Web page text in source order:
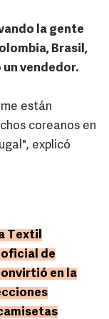
la gente
Brasil,
un vendedor.
están
coreanos en
explicó
Textil
oficial de
en la